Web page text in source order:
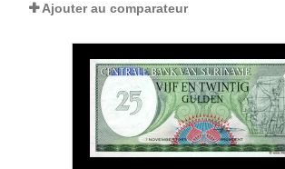
Ajouter au comparateur